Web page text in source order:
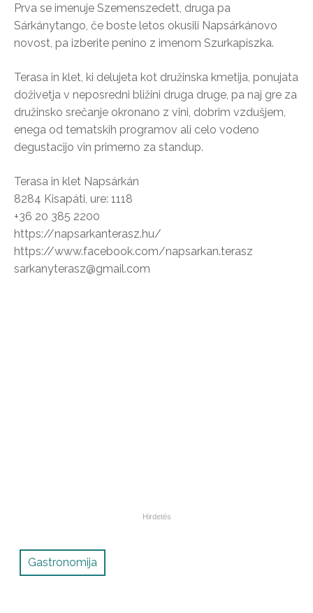
Prva se imenuje Szemenszedett, druga pa
Sárkánytango, če boste letos okusili Napsárkánovo
novost, pa izberite penino z imenom Szurkapiszka.
Terasa in klet, ki delujeta kot družinska kmetija, ponujata
doživetja v neposredni bližini druga druge, pa naj gre za
družinsko srečanje okronano z vini, dobrim vzdušjem,
enega od tematskih programov ali celo vodeno
degustacijo vin primerno za standup.
Terasa in klet Napsárkán
8284 Kisapáti, ure: 1118
+36 20 385 2200
https://napsarkanterasz.hu/
https://www.facebook.com/napsarkan.terasz
sarkanyterasz@gmail.com
Gastronomija